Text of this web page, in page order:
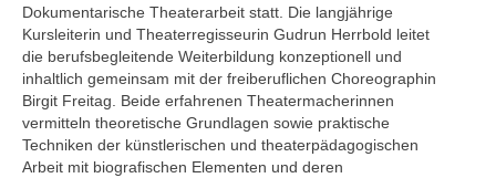
Dokumentarische Theaterarbeit statt. Die langjährige
Kursleiterin und Theaterregisseurin Gudrun Herrbold leitet
die berufsbegleitende Weiterbildung konzeptionell und
inhaltlich gemeinsam mit der freiberuflichen Choreographin
Birgit Freitag. Beide erfahrenen Theatermacherinnen
vermitteln theoretische Grundlagen sowie praktische
Techniken der künstlerischen und theaterpädagogischen
Arbeit mit biografischen Elementen und deren